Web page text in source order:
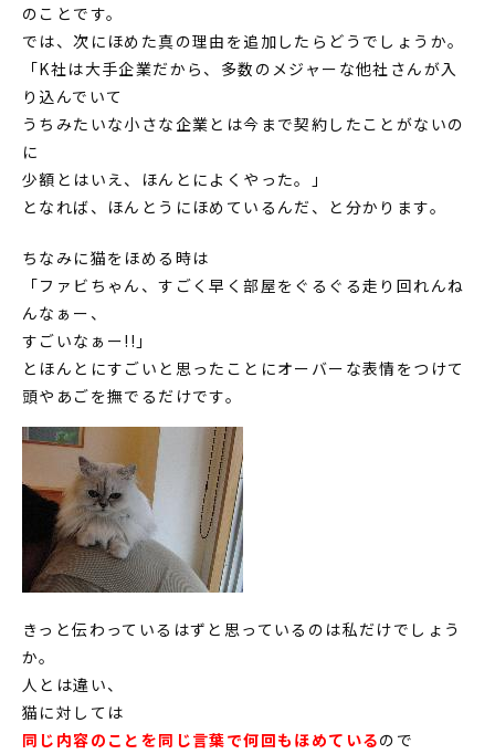
のことです。
では、次にほめた真の理由を追加したらどうでしょうか。
「K社は大手企業だから、多数のメジャーな他社さんが入
り込んでいて
うちみたいな小さな企業とは今まで契約したことがないの
に
少額とはいえ、ほんとによくやった。」
となれば、ほんとうにほめているんだ、と分かります。
ちなみに猫をほめる時は
「ファビちゃん、すごく早く部屋をぐるぐる走り回れんね
んなぁー、
すごいなぁー!!」
とほんとにすごいと思ったことにオーバーな表情をつけて
頭やあごを撫でるだけです。
きっと伝わっているはずと思っているのは私だけでしょう
か。
人とは違い、
猫に対しては
同じ内容のことを同じ言葉で何回もほめているので